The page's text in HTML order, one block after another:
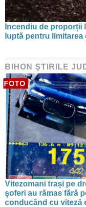
Incendiu de proporții
luptă pentru
BIHON ŞTIRILE
FOTO
Vitezomani trași pe
șoferi au rămas fără
conducând cu viteză